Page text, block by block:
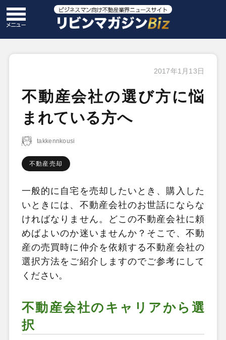
2017年1月13日
不動産会社の選び方に悩
まれている方へ
takkennkousi
不動産売却
一般的に自宅を売却したいとき、購入した
いときには、不動産会社のお世話にならな
ければなりません。どこの不動産会社に頼
めばよいのか迷いませんか？そこで、不動
産の売買時に仲介を依頼する不動産会社の
選択方法をご紹介しますのでご参考にして
ください。
不動産会社のキャリアから選
択